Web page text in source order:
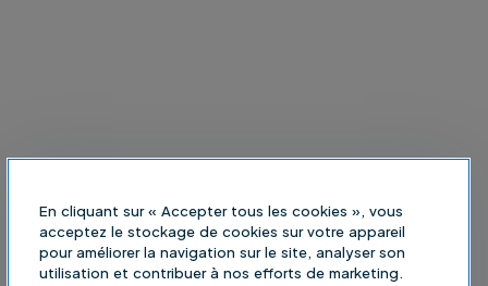
En cliquant sur « Accepter tous les cookies », vous
acceptez le stockage de cookies sur votre appareil
pour améliorer la navigation sur le site, analyser son
utilisation et contribuer à nos efforts de marketing.